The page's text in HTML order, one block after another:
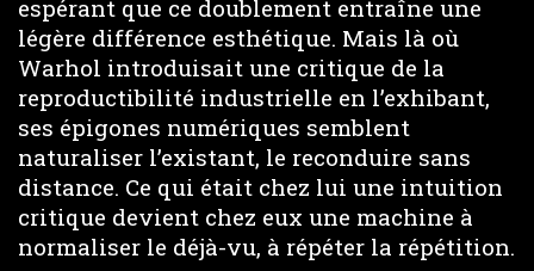
espérant que ce doublement entraîne une
légère différence esthétique. Mais là où
Warhol introduisait une critique de la
reproductibilité industrielle en l’exhibant,
ses épigones numériques semblent
naturaliser l’existant, le reconduire sans
distance. Ce qui était chez lui une intuition
critique devient chez eux une machine à
normaliser le déjà-vu, à répéter la répétition.